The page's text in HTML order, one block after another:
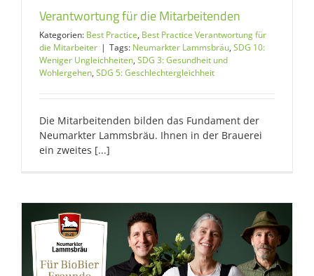
Verantwortung für die Mitarbeitenden
Kategorien: Best Practice, Best Practice Verantwortung für
die Mitarbeiter | Tags: Neumarkter Lammsbräu, SDG 10:
Weniger Ungleichheiten, SDG 3: Gesundheit und
Wohlergehen, SDG 5: Geschlechtergleichheit
Die Mitarbeitenden bilden das Fundament der
Neumarkter Lammsbräu. Ihnen in der Brauerei
ein zweites [...]